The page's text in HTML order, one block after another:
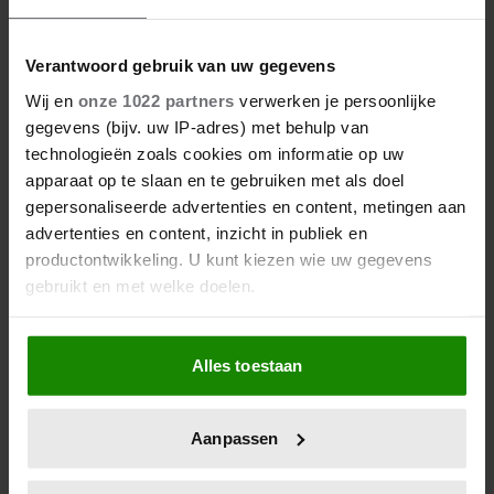
Verantwoord gebruik van uw gegevens
Wij en onze 1022 partners verwerken je persoonlijke
gegevens (bijv. uw IP-adres) met behulp van
technologieën zoals cookies om informatie op uw
apparaat op te slaan en te gebruiken met als doel
gepersonaliseerde advertenties en content, metingen aan
advertenties en content, inzicht in publiek en
productontwikkeling. U kunt kiezen wie uw gegevens
gebruikt en met welke doelen.
Als u het toestaat, willen we ook graag:
Informatie verzamelen over uw geografische
locatie, die tot een paar meter nauwkeurig kan zijn
scannen op specifieke eigenschappen (fingerprinting)
Alles toestaan
Aanpassen
06/08/2026
ROXEANNE EN ANDRÉ HAZES
DENKEN TERUG AAN ‘KAPOT
ENGE’ HAZES-IMITATOR: ‘ECHT
NIET GOED BIJ JE PAASEI’